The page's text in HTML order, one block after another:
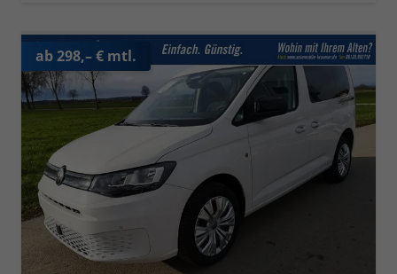
ab 298,– € mtl.